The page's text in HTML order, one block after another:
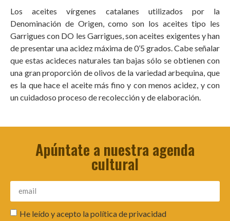
Los aceites vírgenes catalanes utilizados por la
Denominación de Origen, como son los aceites tipo les
Garrigues con DO les Garrigues, son aceites exigentes y han
de presentar una acidez máxima de 0’5 grados. Cabe señalar
que estas acideces naturales tan bajas sólo se obtienen con
una gran proporción de olivos de la variedad arbequina, que
es la que hace el aceite más fino y con menos acidez, y con
un cuidadoso proceso de recolección y de elaboración.
Apúntate a nuestra agenda
cultural
He leído y acepto lapolítica de privacidad